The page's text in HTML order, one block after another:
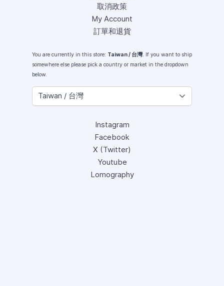
取消政策
My Account
訂單和退貨
You are currently in this store: Taiwan / 台灣. If you want to ship
somewhere else please pick a country or market in the dropdown
below.
Instagram
Facebook
X (Twitter)
Youtube
Lomography